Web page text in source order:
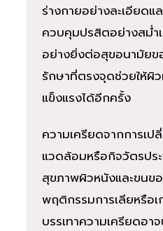
ร่างกายอย่างละเอียด
ควบคุมปรสิตอย่างสม่
อย่างยิ่งต่อสุขอนามัยข
รักษาที่ตรงจุดช่วยให้ผิ
แข็งแรงได้อีกครั้ง
ความเครียดจากการเ
แวดล้อมหรือกิจวัตรปร
สุขภาพผิวหนังและขนข
พฤติกรรมการเลียหรือ
บรรเทาความเครียดอา